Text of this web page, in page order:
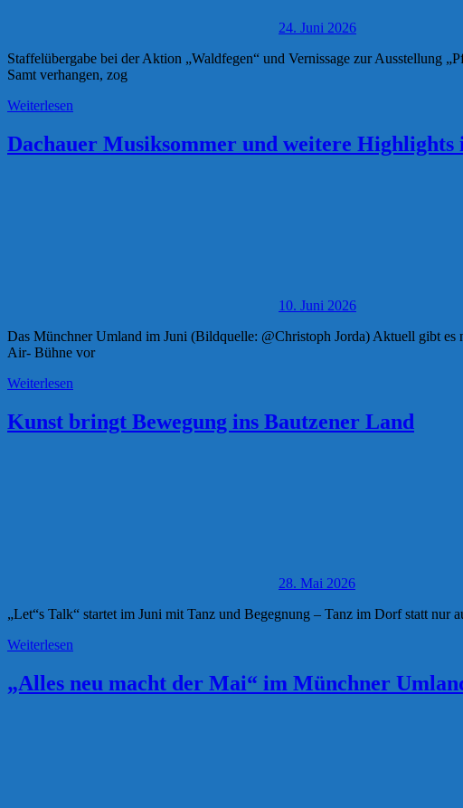
24. Juni 2026
Staffelübergabe bei der Aktion „Waldfegen“ und Vernissage zur Ausstellung
Samt verhangen, zog
Weiterlesen
Dachauer Musiksommer und weitere Highlights
10. Juni 2026
Das Münchner Umland im Juni (Bildquelle: @Christoph Jorda) Aktuell gibt
Air- Bühne vor
Weiterlesen
Kunst bringt Bewegung ins Bautzener Land
28. Mai 2026
„Let“s Talk“ startet im Juni mit Tanz und Begegnung – Tanz im Dorf statt
Weiterlesen
„Alles neu macht der Mai“ im Münchner